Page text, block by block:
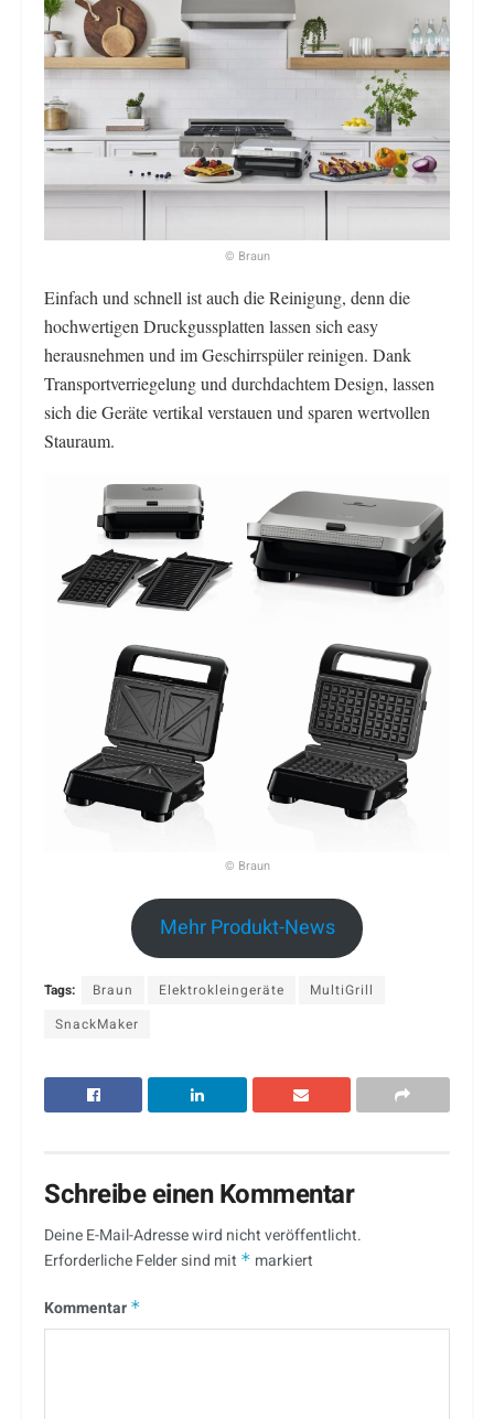
© Braun
Einfach und schnell ist auch die Reinigung, denn die
hochwertigen Druckgussplatten lassen sich easy
herausnehmen und im Geschirrspüler reinigen. Dank
Transportverriegelung und durchdachtem Design, lassen
sich die Geräte vertikal verstauen und sparen wertvollen
Stauraum.
© Braun
Mehr Produkt-News
Tags: Braun Elektrokleingeräte
MultiGrill
SnackMaker
Schreibe einen Kommentar
Deine E-Mail-Adresse wird nicht veröffentlicht.
Erforderliche Felder sind mit * markiert
Kommentar *